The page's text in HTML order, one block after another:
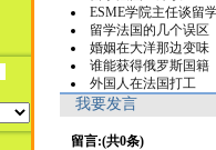
ESME学院主任谈留
留学法国的几个误区
婚姻在大洋那边变味
谁能获得俄罗斯国籍
外国人在法国打工
我要发言
留言:(共0条)